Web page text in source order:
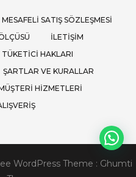
MESAFELI SATIŞ SÖZLEŞMESI
İLETIŞIM
TÜKETICI HAKLARI
ŞARTLAR VE KURALLAR
HIZMETLERI
WordPress Theme : Ghumti